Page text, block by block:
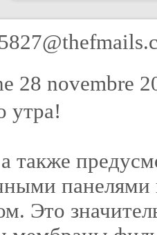
28 novembre
утра!
также
панелями
Это